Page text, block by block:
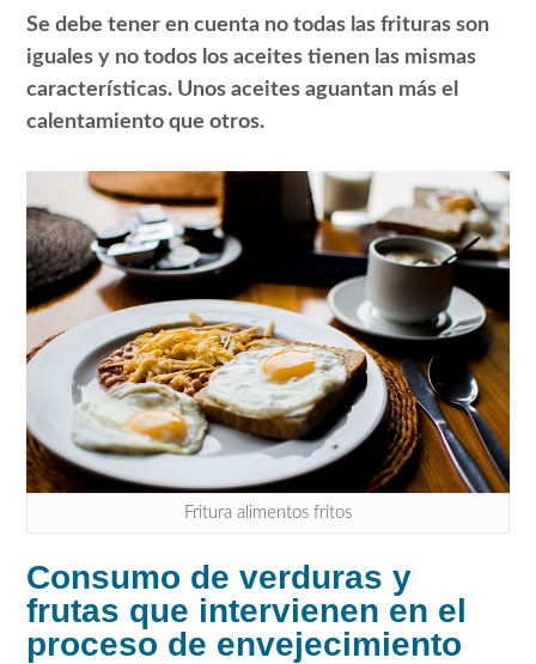
Se debe tener en cuenta no todas las frituras son
iguales y no todos los aceites tienen las mismas
características. Unos aceites aguantan más el
calentamiento que otros.
Fritura alimentos fritos
Consumo de verduras y
frutas que intervienen en el
proceso de envejecimiento